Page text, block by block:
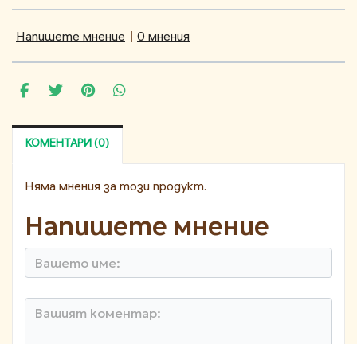
Напишете мнение | 0 мнения
КОМЕНТАРИ (0)
Няма мнения за този продукт.
Напишете мнение